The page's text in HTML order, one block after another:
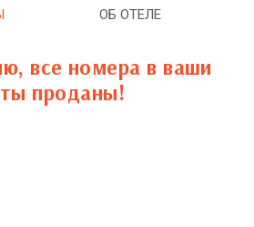
ОБ ОТЕЛЕ
все номера в ваши
проданы!